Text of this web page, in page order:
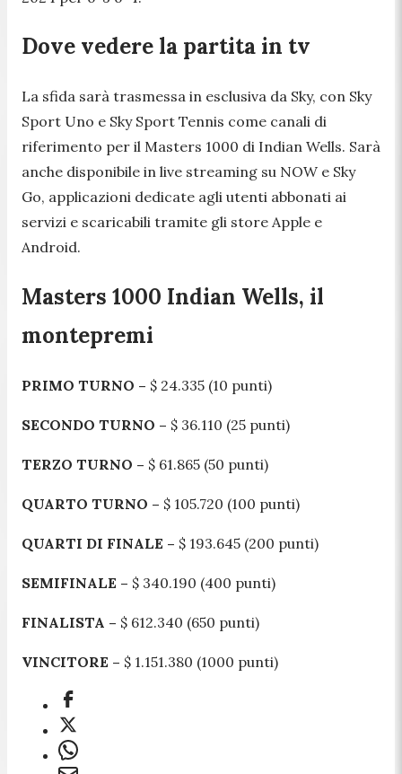
Dove vedere la partita in tv
La sfida sarà trasmessa in esclusiva da Sky, con Sky
Sport Uno e Sky Sport Tennis come canali di
riferimento per il Masters 1000 di Indian Wells. Sarà
anche disponibile in live streaming su NOW e Sky
Go, applicazioni dedicate agli utenti abbonati ai
servizi e scaricabili tramite gli store Apple e
Android.
Masters 1000 Indian Wells, il
montepremi
PRIMO TURNO – $ 24.335 (10 punti)
SECONDO TURNO – $ 36.110 (25 punti)
TERZO TURNO – $ 61.865 (50 punti)
QUARTO TURNO – $ 105.720 (100 punti)
QUARTI DI FINALE – $ 193.645 (200 punti)
SEMIFINALE – $ 340.190 (400 punti)
FINALISTA – $ 612.340 (650 punti)
VINCITORE – $ 1.151.380 (1000 punti)